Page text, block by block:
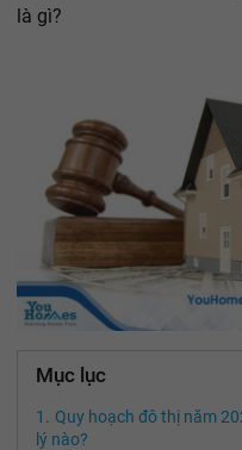
là gì?
Mục lục
Quy hoạch đô thị năm
lý nào?